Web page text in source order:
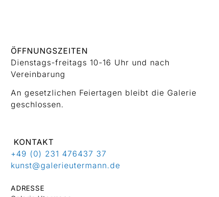
ÖFFNUNGSZEITEN
Dienstags-freitags 10-16 Uhr und nach
Vereinbarung
An gesetzlichen Feiertagen bleibt die Galerie
geschlossen.
KONTAKT
+49 (0) 231 476437 37
kunst@galerieutermann.de
ADRESSE